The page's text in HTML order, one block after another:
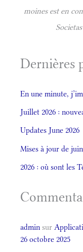
moines est en
Dernières
En une minute,
Juillet 2026 :
Updates June 2026
Mises à jour de
2026 : où sont les
admin sur
26 octobre 2025